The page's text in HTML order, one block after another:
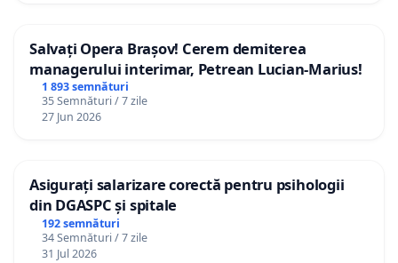
Salvați Opera Brașov! Cerem demiterea
managerului interimar, Petrean Lucian-Marius!
1 893 semnături
35 Semnături / 7 zile
27 Jun 2026
Asigurați salarizare corectă pentru psihologii
din DGASPC și spitale
192 semnături
34 Semnături / 7 zile
31 Jul 2026